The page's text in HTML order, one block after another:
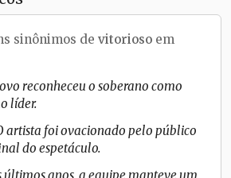
sinônimos de vitorioso em
reconheceu o soberano como
líder.
artista foi ovacionado pelo público
do espetáculo.